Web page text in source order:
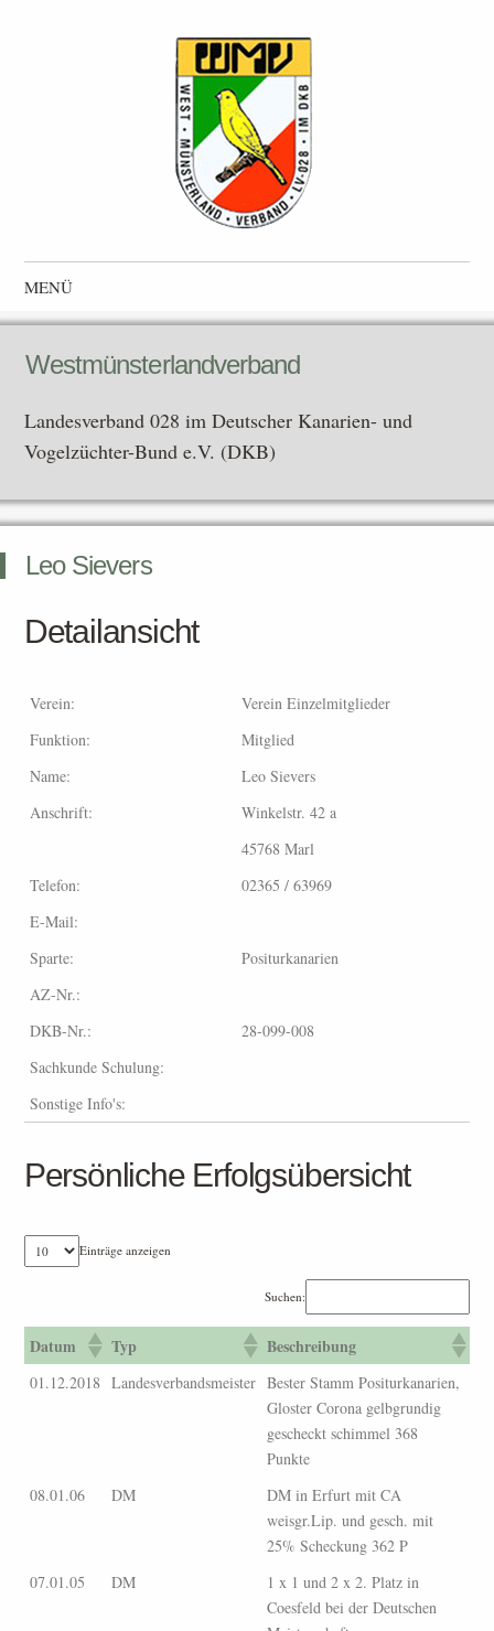
Westmünsterlandverband
Landesverband 028 im Deutscher Kanarien- und Vogelzüchter-
Bund e.V. (DKB)
MENÜ
Zum Inhalt springen
Westmünsterlandverband
Landesverband 028 im Deutscher Kanarien- und
Vogelzüchter-Bund e.V. (DKB)
Leo Sievers
Detailansicht
Verein:
Verein Einzelmitglieder
Funktion:
Mitglied
Name:
Leo Sievers
Anschrift:
Winkelstr. 42 a
45768 Marl
Telefon:
02365 / 63969
E-Mail:
Sparte:
Positurkanarien
AZ-Nr.:
DKB-Nr.:
28-099-008
Sachkunde Schulung:
Sonstige Info's:
Persönliche Erfolgsübersicht
Einträge anzeigen
Suchen:
Datum Typ Beschreibung
01.12.2018 Landesverbandsmeister Bester Stamm Positurkanarien,
Gloster Corona gelbgrundig
gescheckt schimmel 368
Punkte
08.01.06
DM
DM in Erfurt mit CA
weisgr.Lip. und gesch. mit
25% Scheckung 362 P
07.01.05
DM
1 x 1 und 2 x 2. Platz in
Coesfeld bei der Deutschen